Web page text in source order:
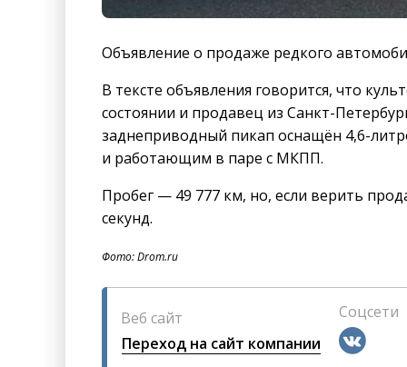
Объявление о продаже редкого
В тексте объявления говорится, что
состоянии и продавец из Санкт-
заднеприводный пикап оснащён 4,6-
и работающим в паре с МКПП.
Пробег — 49 777 км, но, если верить
секунд.
Фото: Drom.ru
Веб сайт
Переход на сайт компании
Соцсети